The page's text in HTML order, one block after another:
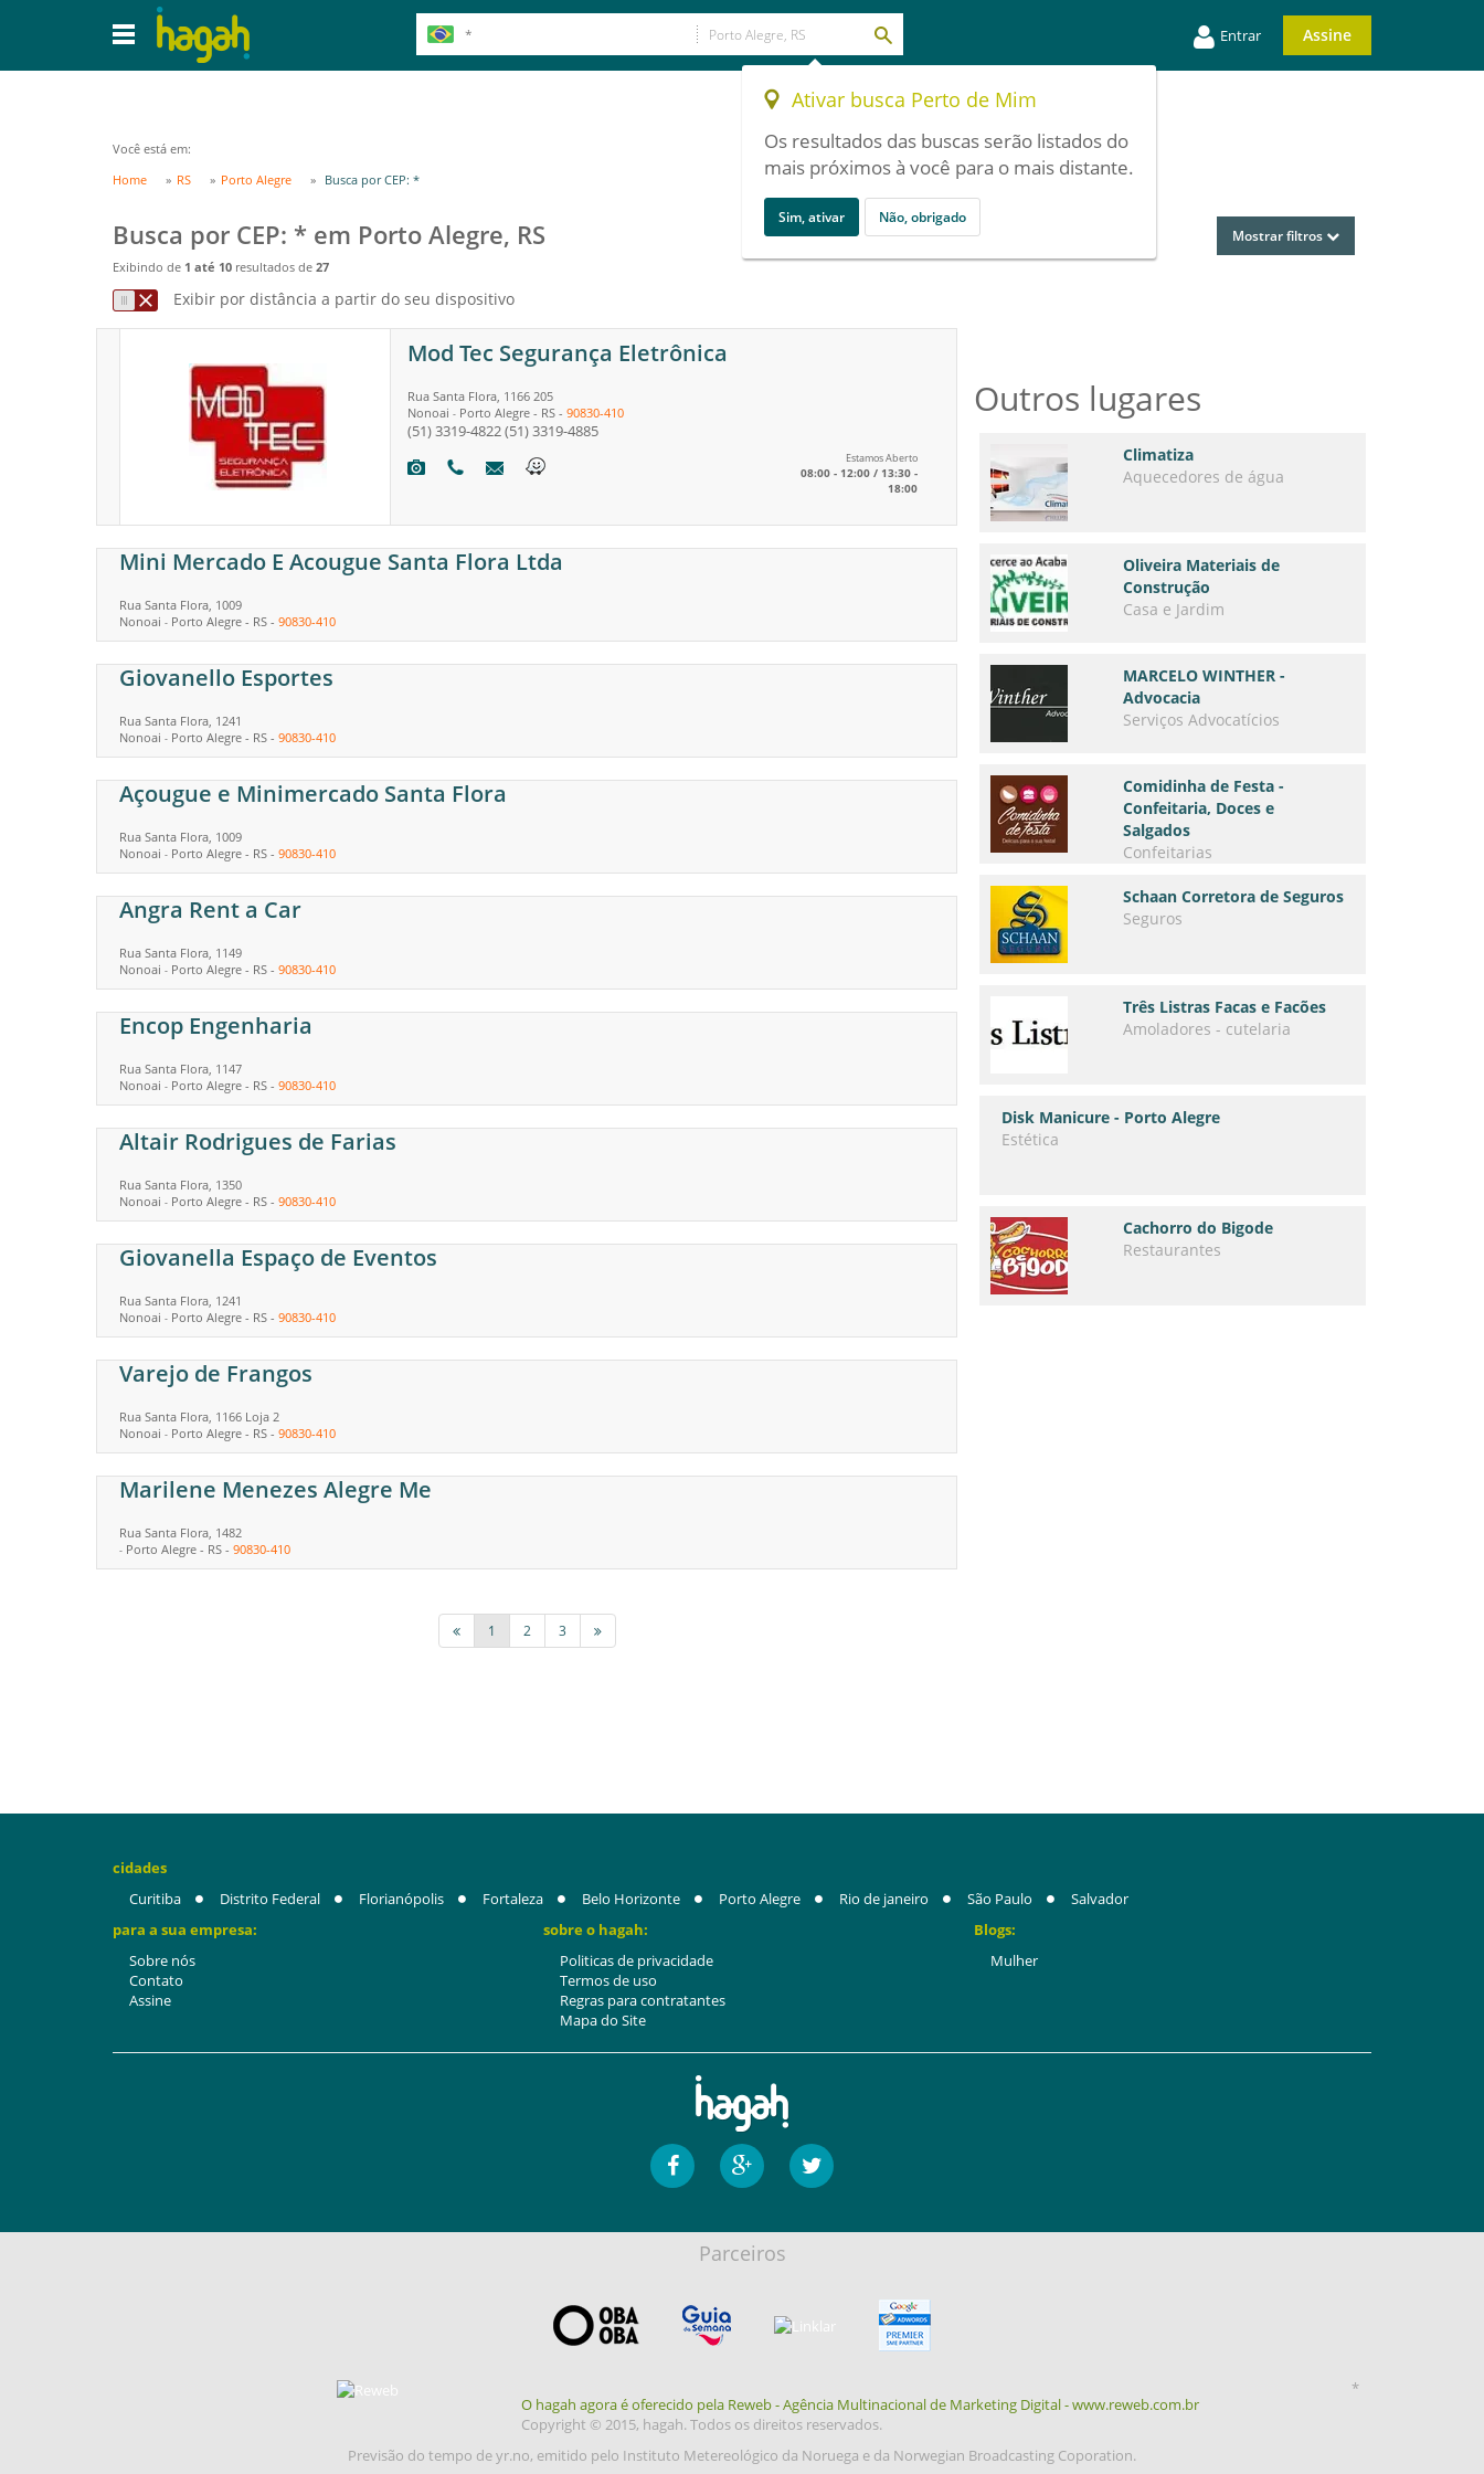
Entrar Assine
Ativar busca Perto de Mim
Os resultados das buscas serão listados do
mais próximos à você para o mais distante.
Sim, ativar Não, obrigado
Você está em:
Home
RS Porto Alegre Busca por CEP: *
Busca por CEP: * em Porto Alegre, RS
Exibindo de 1 até 10 resultados de 27
Mostrar filtros
Exibir por distância a partir do seu dispositivo
Mod Tec Segurança Eletrônica
Rua Santa Flora, 1166 205
Nonoai - Porto Alegre - RS - 90830-410
(51) 3319-4822(51) 3319-4885
Estamos Aberto
08:00 - 12:00 / 13:30 -
18:00
Mini Mercado E Acougue Santa Flora Ltda
Rua Santa Flora, 1009
Nonoai - Porto Alegre - RS - 90830-410
Giovanello Esportes
Rua Santa Flora, 1241
Nonoai - Porto Alegre - RS - 90830-410
Açougue e Minimercado Santa Flora
Rua Santa Flora, 1009
Nonoai - Porto Alegre - RS - 90830-410
Angra Rent a Car
Rua Santa Flora, 1149
Nonoai - Porto Alegre - RS - 90830-410
Encop Engenharia
Rua Santa Flora, 1147
Nonoai - Porto Alegre - RS - 90830-410
Altair Rodrigues de Farias
Rua Santa Flora, 1350
Nonoai - Porto Alegre - RS - 90830-410
Giovanella Espaço de Eventos
Rua Santa Flora, 1241
Nonoai - Porto Alegre - RS - 90830-410
Varejo de Frangos
Rua Santa Flora, 1166 Loja 2
Nonoai - Porto Alegre - RS - 90830-410
Marilene Menezes Alegre Me
Rua Santa Flora, 1482
- Porto Alegre - RS - 90830-410
1 2 3
Outros lugares
Climatiza
Aquecedores de água
Oliveira Materiais de
Construção
Casa e Jardim
MARCELO WINTHER -
Advocacia
Serviços Advocatícios
Comidinha de Festa -
Confeitaria, Doces e
Salgados
Confeitarias
Schaan Corretora de Seguros
Seguros
Três Listras Facas e Facões
Amoladores - cutelaria
Disk Manicure - Porto Alegre
Estética
Cachorro do Bigode
Restaurantes
cidades
Curitiba
Distrito Federal Florianópolis Fortaleza Belo Horizonte Porto Alegre Rio de janeiro São Paulo
Salvador
para a sua empresa:
Sobre nós
Contato
Assine
sobre o hagah:
Politicas de privacidade
Termos de uso
Regras para contratantes
Mapa do Site
Blogs:
Mulher
Parceiros
O hagah agora é oferecido pela Reweb - Agência Multinacional de Marketing Digital - www.reweb.com.br
Copyright © 2015, hagah. Todos os direitos reservados.
*
Previsão do tempo de yr.no, emitido pelo Instituto Metereológico da Noruega e da Norwegian Broadcasting Coporation.